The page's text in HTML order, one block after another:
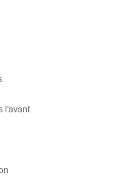
l'avant